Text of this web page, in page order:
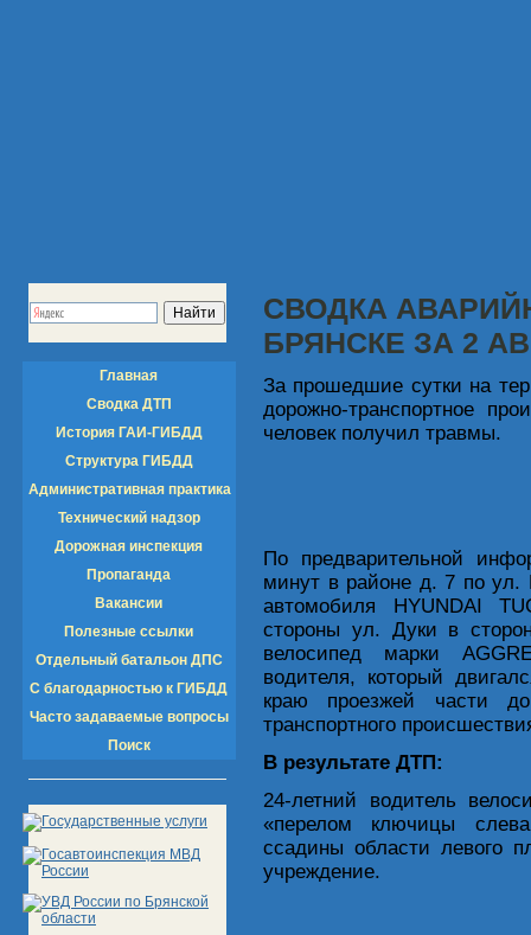
Главная
Сводка ДТП
История ГАИ-ГИБДД
Структура ГИБДД
Административная практика
Технический надзор
Дорожная инспекция
Пропаганда
Вакансии
Полезные ссылки
Отдельный батальон ДПС
С благодарностью к ГИБДД
Часто задаваемые вопросы
Поиск
СВОДКА
БРЯНСКЕ ЗА 2
За прошедшие сутки на
дорожно-транспортное
человек получил травмы.
По предварительной
минут в районе д. 7 по ул.
автомобиля HYUNDAI
стороны ул. Дуки в
велосипед марки
водителя, который
краю проезжей части
транспортного
В результате ДТП:
24-летний водитель
«перелом ключицы
ссадины области левого
учреждение.